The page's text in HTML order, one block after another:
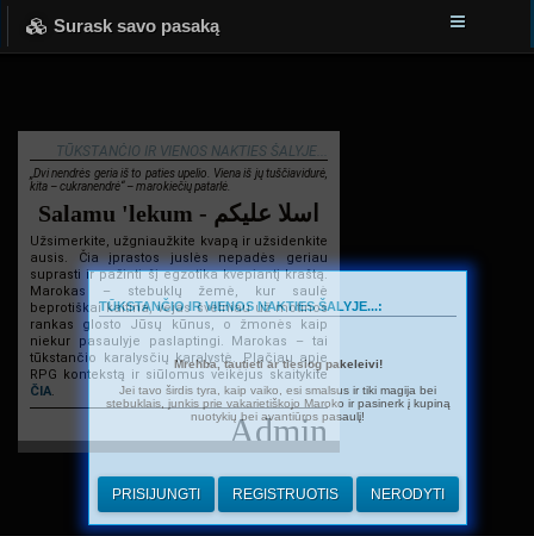
Surask savo pasaką
TŪKSTANČIO IR VIENOS NAKTIES ŠALYJE...
„Dvi nendrės geria iš to paties upelio. Viena iš jų tuščiavidurė,
kita – cukranendrė“ – marokiečių patarlė.
Salamu 'lekum - اسلا عليكم
Užsimerkite, užgniaužkite kvapą ir užsidenkite
ausis. Čia įprastos juslės nepadės geriau
suprasti ir pažinti šį egzotika kvepiantį kraštą.
Marokas – stebuklų žemė, kur saulė
beprotiškai kaitina, vėjas švelniau už motinos
rankas glosto Jūsų kūnus, o žmonės kaip
niekur pasaulyje paslaptingi. Marokas – tai
tūkstančio karalysčių karalystė. Plačiau apie
RPG kontekstą ir siūlomus veikėjus skaitykite
ČIA.
Admin
TŪKSTANČIO IR VIENOS NAKTIES ŠALYJE...:
Mrehba, tautieti ar tiesiog pakeleivi!
Jei tavo širdis tyra, kaip vaiko, esi smalsus ir tiki magija bei
stebuklais, junkis prie vakarietiškojo Maroko ir pasinerk į kupiną
nuotykių bei avantiūros pasaulį!
PRISIJUNGTI REGISTRUOTIS NERODYTI